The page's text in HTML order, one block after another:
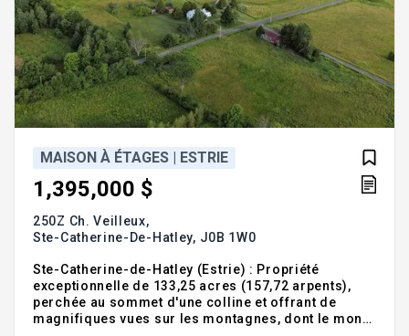
MAISON À ÉTAGES | ESTRIE
1,395,000 $
250Z Ch. Veilleux,
Ste-Catherine-De-Hatley, J0B 1W0
Ste-Catherine-de-Hatley (Estrie) : Propriété
exceptionnelle de 133,25 acres (157,72 arpents),
perchée au sommet d'une colline et offrant de
magnifiques vues sur les montagnes, dont le mont